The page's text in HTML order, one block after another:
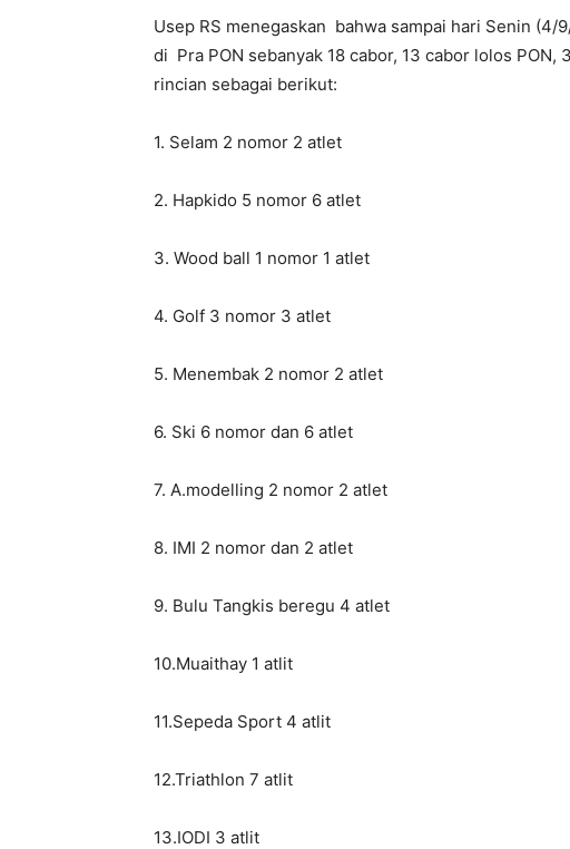
Usep RS menegaskan bahwa sampai hari Senin
di Pra PON sebanyak 18 cabor, 13 cabor lolos
rincian sebagai berikut:
1. Selam 2 nomor 2 atlet
2. Hapkido 5 nomor 6 atlet
3. Wood ball 1 nomor 1 atlet
4. Golf 3 nomor 3 atlet
5. Menembak 2 nomor 2 atlet
6. Ski 6 nomor dan 6 atlet
7. A.modelling 2 nomor 2 atlet
8. IMI 2 nomor dan 2 atlet
9. Bulu Tangkis beregu 4 atlet
10.Muaithay 1 atlit
11.Sepeda Sport 4 atlit
12.Triathlon 7 atlit
13.IODI 3 atlit